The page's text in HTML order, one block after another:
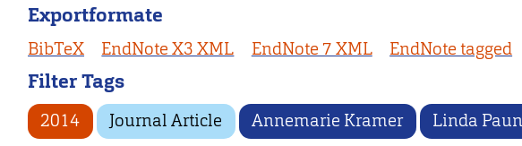
Exportformate
BibTeX EndNote X3 XML EndNote 7 XML EndNote tagged
Filter Tags
2014 Journal Article Annemarie Kramer Linda Paun